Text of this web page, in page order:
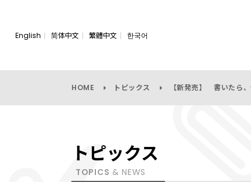
English 简体中文 繁體中文 한국어
HOME トピックス 【新発売】 書いたら
トピックス
TOPICS & NEWS